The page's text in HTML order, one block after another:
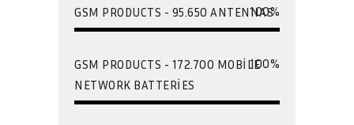
GSM PRODUCTS - 95.650 ANTENNAS
100%
GSM PRODUCTS - 172.700 MOBILE
NETWORK BATTERIES
100%